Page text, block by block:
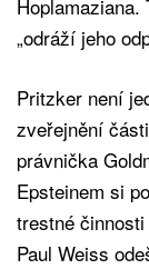
„odráží jeho
Pritzker není
zveřejnění
právnička
Epsteinem si
trestné
Paul Weiss